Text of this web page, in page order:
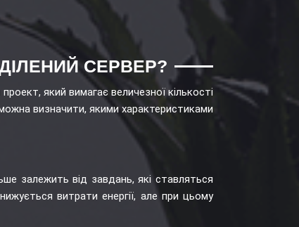
СЕРВЕР?
який вимагає величезної кількості
визначити, якими характеристиками
залежить від завдань, які ставляться
витрати енергії, але при цьому